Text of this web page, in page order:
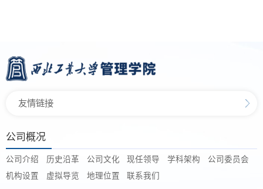
友情链接
公司概况
公司介绍 历史沿革 公司文化 现任领导 学科架构
公司委员会
机构设置
虚拟导览 地理位置 联系我们